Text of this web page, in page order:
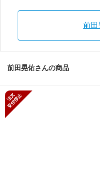
前田
前田晃佑さんの商品